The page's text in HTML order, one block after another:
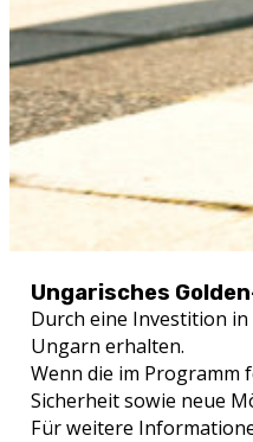
Ungarisches
Durch eine Investition
Ungarn erhalten.
Wenn die im Programm
Sicherheit sowie neue
Für weitere